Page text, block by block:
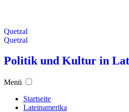
Quetzal
Quetzal
Politik und Kultur in
Menü
Startseite
Lateinamerika